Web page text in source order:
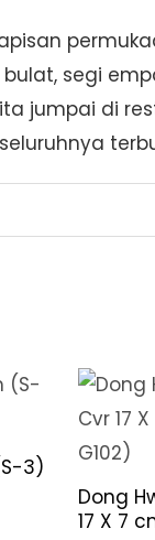
segi
jumpai di
3)
Dong
17 X 7